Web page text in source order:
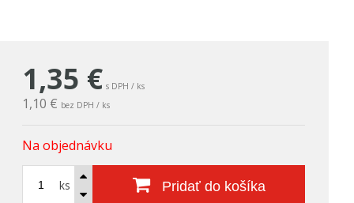
1,35 € s DPH / ks
1,10 € bez DPH / ks
Na objednávku
ks Pridať do košíka